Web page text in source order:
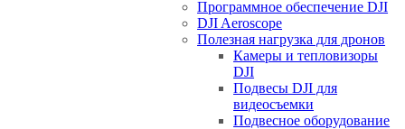
Программное обеспечение DJI
DJI Aeroscope
Полезная нагрузка для дронов
Камеры и тепловизоры
DJI
Подвесы DJI для
видеосъемки
Подвесное оборудование